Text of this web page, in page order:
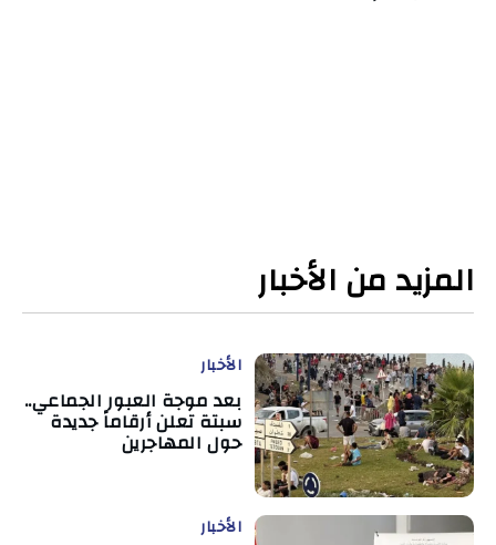
المزيد من الأخبار
الأخبار
بعد موجة العبور الجماعي..
سبتة تعلن أرقاماً جديدة
حول المهاجرين
الأخبار